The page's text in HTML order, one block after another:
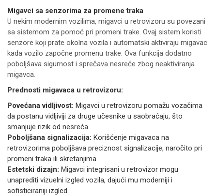
Migavci sa senzorima za promene traka
U nekim modernim vozilima, migavci u retrovizoru su povezani
sa sistemom za pomoć pri promeni trake. Ovaj sistem koristi
senzore koji prate okolna vozila i automatski aktiviraju migavac
kada vozilo započne promenu trake. Ova funkcija dodatno
poboljšava sigurnost i sprečava nesreće zbog neaktiviranja
migavca.
Prednosti migavaca u retrovizoru:
Povećana vidljivost: Migavci u retrovizoru pomažu vozačima
da postanu vidljiviji za druge učesnike u saobraćaju, što
smanjuje rizik od nesreća.
Poboljšana signalizacija: Korišćenje migavaca na
retrovizorima poboljšava preciznost signalizacije, naročito pri
promeni traka ili skretanjima.
Estetski dizajn: Migavci integrisani u retrovizor mogu
unaprediti vizuelni izgled vozila, dajući mu moderniji i
sofisticiraniji izgled.